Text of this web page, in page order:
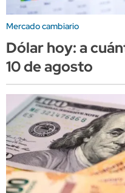
Mercado cambiario
Dólar hoy: a
10 de agosto